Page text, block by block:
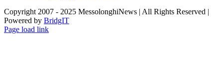
Copyright 2007 - 2025 MessolonghiNews | All Rights Reserved |
Powered by BridgIT
YouTube
Facebook
Instagram
Page load link